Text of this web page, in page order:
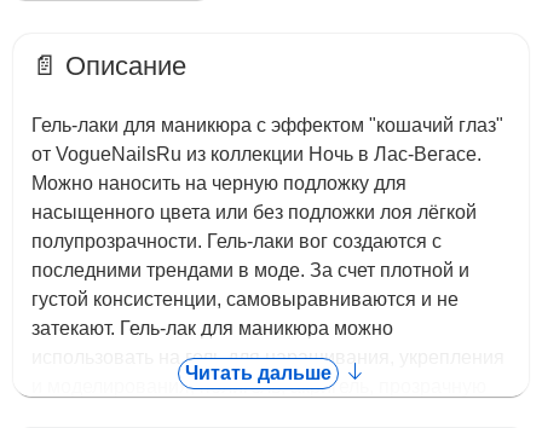
📄 Описание
Гель-лаки для маникюра с эффектом "кошачий глаз"
от VogueNailsRu из коллекции Ночь в Лас-Вегасе.
Можно наносить на черную подложку для
насыщенного цвета или без подложки лоя лёгкой
полупрозрачности. Гель-лаки вог создаются с
последними трендами в моде. За счет плотной и
густой консистенции, самовыравниваются и не
затекают. Гель-лак для маникюра можно
использовать на гель для наращивания, укрепления
и моделирования, полигель, акригель, прозрачную
Читать дальше